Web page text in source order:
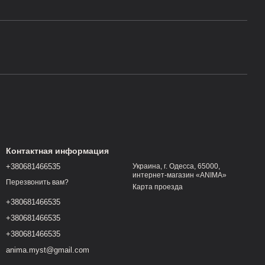
Контактная информация
+380681466535
Перезвонить вам?
+380681466535
+380681466535
+380681466535
anima.myst@gmail.com
Украина, г. Одесса, 65000,
интернет-магазин «ANIMA»
Карта проезда